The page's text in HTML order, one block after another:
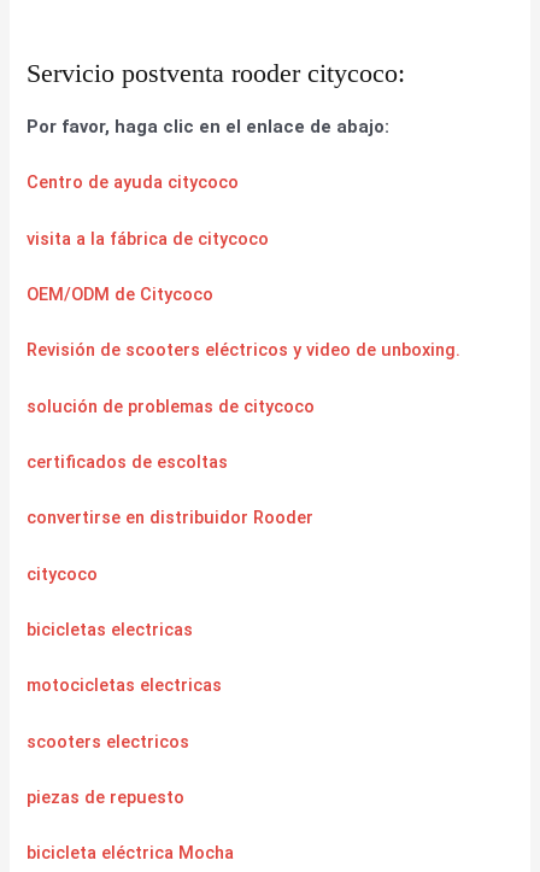
Servicio postventa rooder citycoco:
Por favor, haga clic en el enlace de abajo:
Centro de ayuda citycoco
visita a la fábrica de citycoco
OEM/ODM de Citycoco
Revisión de scooters eléctricos y video de unboxing.
solución de problemas de citycoco
certificados de escoltas
convertirse en distribuidor Rooder
citycoco
bicicletas electricas
motocicletas electricas
scooters electricos
piezas de repuesto
bicicleta eléctrica Mocha